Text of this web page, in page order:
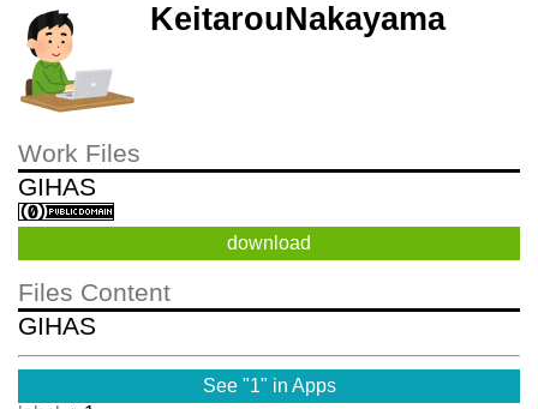
KeitarouNakayama
Work Files
GIHAS
download
Files Content
GIHAS
See "1" in Apps